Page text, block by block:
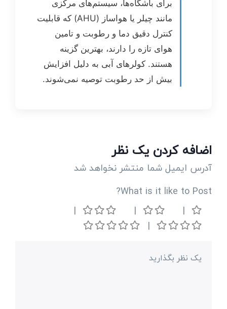
برای باشگاه‌ها، سیستم‌های مرکزی
مانند چیلر یا هواساز (AHU) که قابلیت
کنترل دقیق دما و رطوبت و تامین
هوای تازه را دارند، بهترین گزینه
هستند. کولرهای آبی به دلیل افزایش
بیش از حد رطوبت توصیه نمی‌شوند.
اضافه کردن یک نظر
آدرس ایمیل شما منتشر نخواهد شد
What is it like to Post?